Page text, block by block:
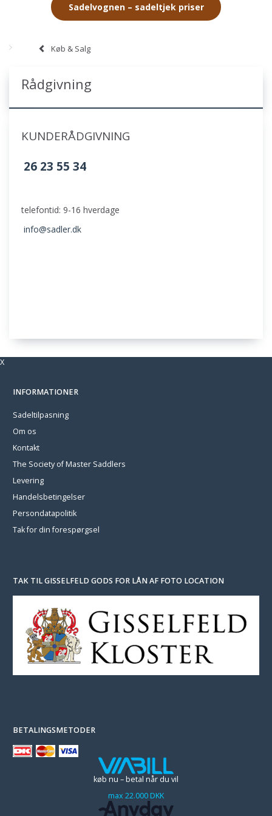
Sadelvognen – sadeltjek priser
Køb & Salg
Rådgivning
KUNDERÅDGIVNING
26 23 55 34
telefontid: 9-16 hverdage
info@sadler.dk
X
INFORMATIONER
Sadeltilpasning
Om os
Kontakt
The Society of Master Saddlers
Levering
Handelsbetingelser
Persondatapolitik
Tak for din forespørgsel
TAK TIL GISSELFELD GODS FOR LÅN AF FOTO LOCATION
BETALINGSMETODER
køb nu – betal når du vil
max 22.000 DKK